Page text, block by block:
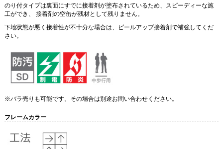
のり付タイプは裏面にすでに接着剤が塗布されているため、スピーディーな施
工ができ、 接着剤の空缶が残材として残りません。
下地状態が悪く接着性が不十分な場合は、ピールアップ接着剤で補強してくだ
さい。
※バラ売りも可能です。その場合は別途お問い合わせください。
フレームカラー